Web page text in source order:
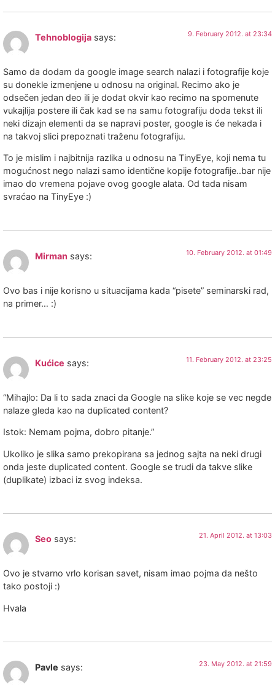
Tehnoblogija says: 9. February 2012. at 23:34
Samo da dodam da google image search nalazi i fotografije koje
su donekle izmenjene u odnosu na original. Recimo ako je
odsečen jedan deo ili je dodat okvir kao recimo na spomenute
vukajlija postere ili čak kad se na samu fotografiju doda tekst ili
neki dizajn elementi da se napravi poster, google is će nekada i
na takvoj slici prepoznati traženu fotografiju.
To je mislim i najbitnija razlika u odnosu na TinyEye, koji nema tu
mogućnost nego nalazi samo identične kopije fotografije..bar nije
imao do vremena pojave ovog google alata. Od tada nisam
svraćao na TinyEye :)
Mirman says: 10. February 2012. at 01:49
Ovo bas i nije korisno u situacijama kada “pisete” seminarski rad,
na primer… :)
Kućice says: 11. February 2012. at 23:25
“Mihajlo: Da li to sada znaci da Google na slike koje se vec negde
nalaze gleda kao na duplicated content?
Istok: Nemam pojma, dobro pitanje.”
Ukoliko je slika samo prekopirana sa jednog sajta na neki drugi
onda jeste duplicated content. Google se trudi da takve slike
(duplikate) izbaci iz svog indeksa.
Seo says: 21. April 2012. at 13:03
Ovo je stvarno vrlo korisan savet, nisam imao pojma da nešto
tako postoji :)
Hvala
Pavle says: 23. May 2012. at 21:59